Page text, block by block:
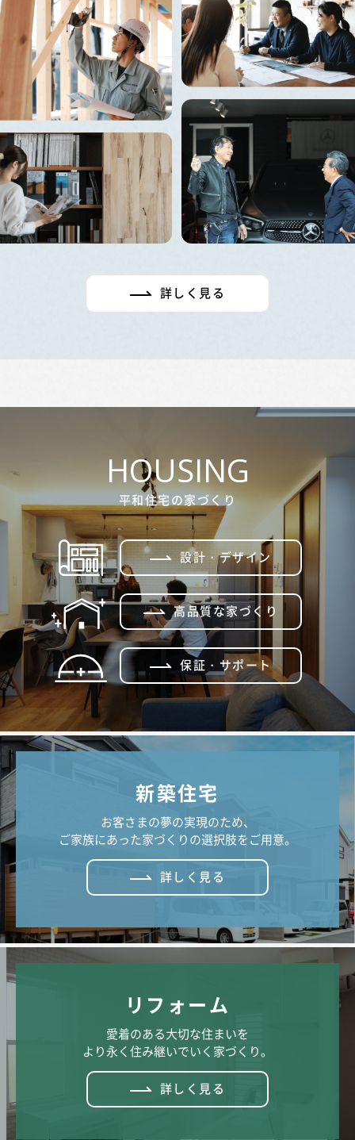
詳しく見る
HOUSING
平和住宅の家づくり
設計・デザイン
高品質な家づくり
保証・サポート
新築住宅
お客さまの夢の実現のため、
ご家族にあった家づくりの選択肢をご用意。
詳しく見る
リフォーム
愛着のある大切な住まいを
より永く住み継いでいく家づくり。
詳しく見る